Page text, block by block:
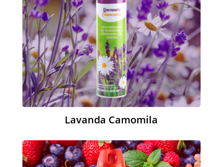
Lavanda Camomila